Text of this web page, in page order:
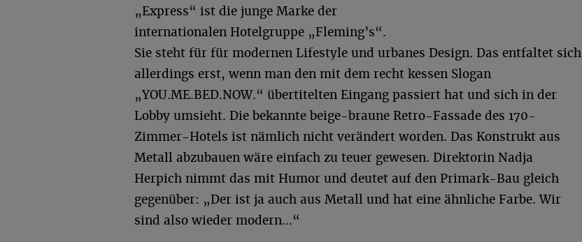
„Express“ ist die junge Marke der
internationalen Hotelgruppe „Fleming’s“.
Sie steht für für modernen Lifestyle und urbanes Design. Das entfaltet sich
allerdings erst, wenn man den mit dem recht kessen Slogan
„YOU.ME.BED.NOW.“ übertitelten Eingang passiert hat und sich in der
Lobby umsieht. Die bekannte beige-braune Retro-Fassade des 170-
Zimmer-Hotels ist nämlich nicht verändert worden. Das Konstrukt aus
Metall abzubauen wäre einfach zu teuer gewesen. Direktorin Nadja
Herpich nimmt das mit Humor und deutet auf den Primark-Bau gleich
gegenüber: „Der ist ja auch aus Metall und hat eine ähnliche Farbe. Wir
sind also wieder modern...“